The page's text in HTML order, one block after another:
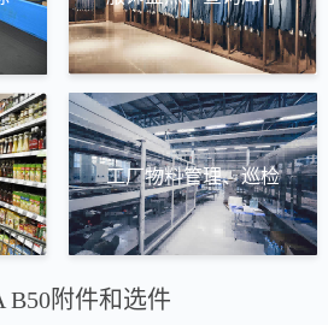
工厂物料管理、巡检
B50附件和选件